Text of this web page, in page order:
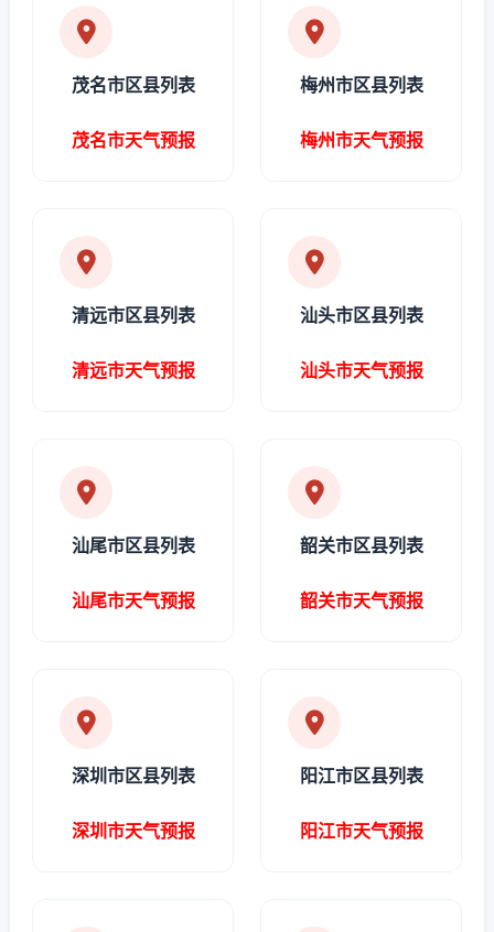
茂名市区县列表
茂名市天气预报
梅州市区县列表
梅州市天气预报
清远市区县列表
清远市天气预报
汕头市区县列表
汕头市天气预报
汕尾市区县列表
汕尾市天气预报
韶关市区县列表
韶关市天气预报
深圳市区县列表
深圳市天气预报
阳江市区县列表
阳江市天气预报